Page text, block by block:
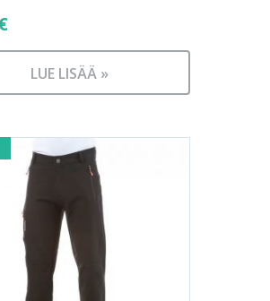
LUE LISÄÄ »